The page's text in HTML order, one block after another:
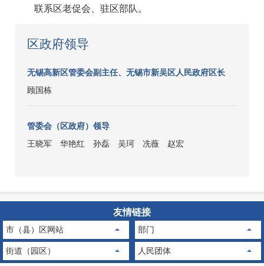
联系区老促会、驻区部队。
区政府领导
无锡高新区管委会副主任、无锡市新吴区人民政府区长
顾国栋
管委会（区政府）领导
王晓军
华艳红 孙磊 吴珂 冼薇 赵宏
友情链接
市（县）区网站 部门
街道（园区） 人民团体